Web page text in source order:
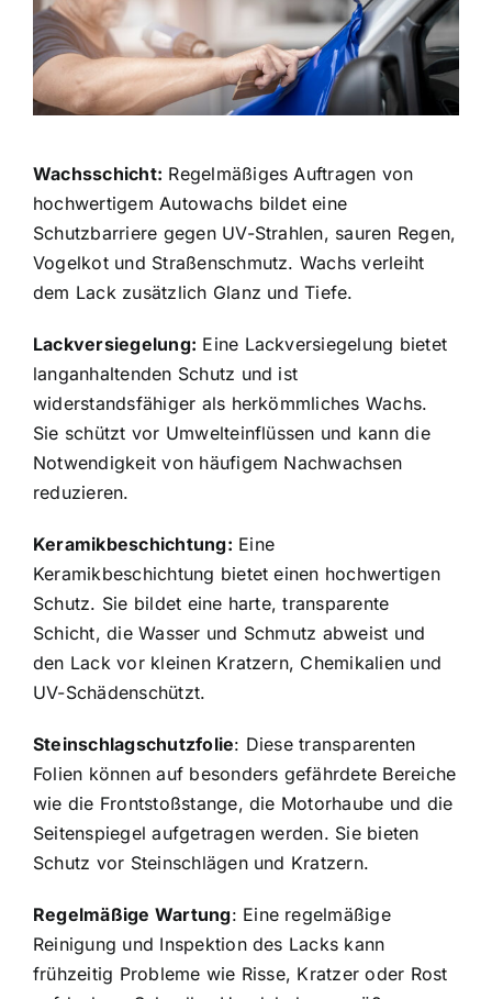
Wachsschicht: Regelmäßiges Auftragen von
hochwertigem Autowachs bildet eine
Schutzbarriere gegen UV-Strahlen, sauren Regen,
Vogelkot und Straßenschmutz. Wachs verleiht
dem Lack zusätzlich Glanz und Tiefe.
Lackversiegelung: Eine Lackversiegelung bietet
langanhaltenden Schutz und ist
widerstandsfähiger als herkömmliches Wachs.
Sie schützt vor Umwelteinflüssen und kann die
Notwendigkeit von häufigem Nachwachsen
reduzieren.
Keramikbeschichtung: Eine
Keramikbeschichtung bietet einen hochwertigen
Schutz. Sie bildet eine harte, transparente
Schicht, die Wasser und Schmutz abweist und
den Lack vor kleinen Kratzern, Chemikalien und
UV-Schädenschützt.
Steinschlagschutzfolie: Diese transparenten
Folien können auf besonders gefährdete Bereiche
wie die Frontstoßstange, die Motorhaube und die
Seitenspiegel aufgetragen werden. Sie bieten
Schutz vor Steinschlägen und Kratzern.
Regelmäßige Wartung: Eine regelmäßige
Reinigung und Inspektion des Lacks kann
frühzeitig Probleme wie Risse, Kratzer oder Rost